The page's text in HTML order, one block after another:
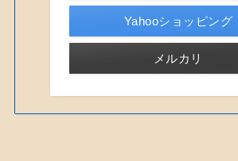
Yahooショッピング
メルカリ